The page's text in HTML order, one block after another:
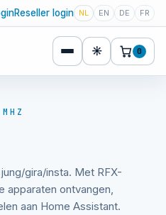
Reseller login NL EN DE FR
☀ 0
gira/insta. Met RFX-
apparaten ontvangen,
aan Home Assistant.